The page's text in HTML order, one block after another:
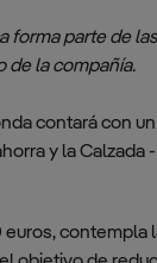
forma parte de
de la compañía.
contará con
y la
contempla